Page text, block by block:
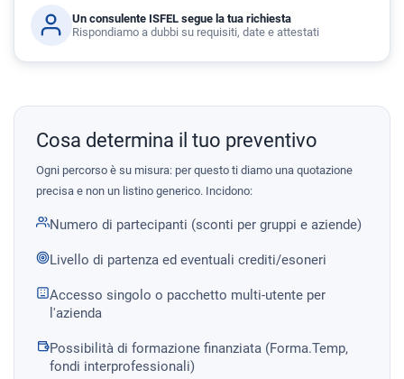
Un consulente ISFEL segue la tua richiesta
Rispondiamo a dubbi su requisiti, date e attestati
Cosa determina il tuo preventivo
Ogni percorso è su misura: per questo ti diamo una quotazione
precisa e non un listino generico. Incidono:
Numero di partecipanti (sconti per gruppi e aziende)
Livello di partenza ed eventuali crediti/esoneri
Accesso singolo o pacchetto multi-utente per
l'azienda
Possibilità di formazione finanziata (Forma.Temp,
fondi interprofessionali)